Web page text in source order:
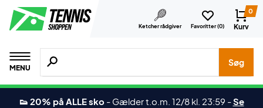
Ketcher rådgiver Favoritter (0)
0
Kurv
MENU
Søg efter produkter, mærker etc.
Søg
👟 20% på ALLE sko - Gælder t.o.m. 12/8 kl. 23:59 -Se